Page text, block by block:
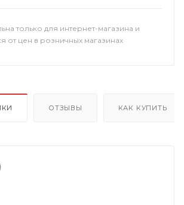
только для интернет-магазина и
от цен в розничных магазинах
ОТЗЫВЫ КАК КУПИТЬ